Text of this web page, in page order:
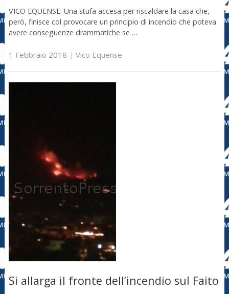
VICO EQUENSE. Una stufa accesa per riscaldare la casa che,
però, finisce col provocare un principio di incendio che poteva
avere conseguenze drammatiche se …
1 Febbraio 2018 | Vico Equense
Si allarga il fronte dell’incendio sul Faito